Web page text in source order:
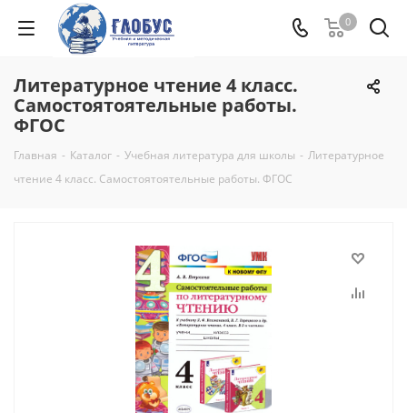
0
Литературное чтение 4 класс.
Самостоятоятельные работы.
ФГОС
Главная - Каталог - Учебная литература для школы - Литературное
чтение 4 класс. Самостоятоятельные работы. ФГОС